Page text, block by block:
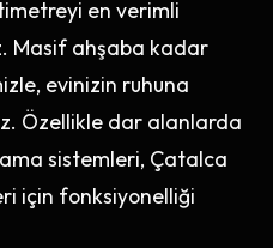
en verimli
Masif ahşaba kadar
evinizin ruhuna
Özellikle dar alanlarda
sistemleri, Çatalca
için fonksiyonelliği